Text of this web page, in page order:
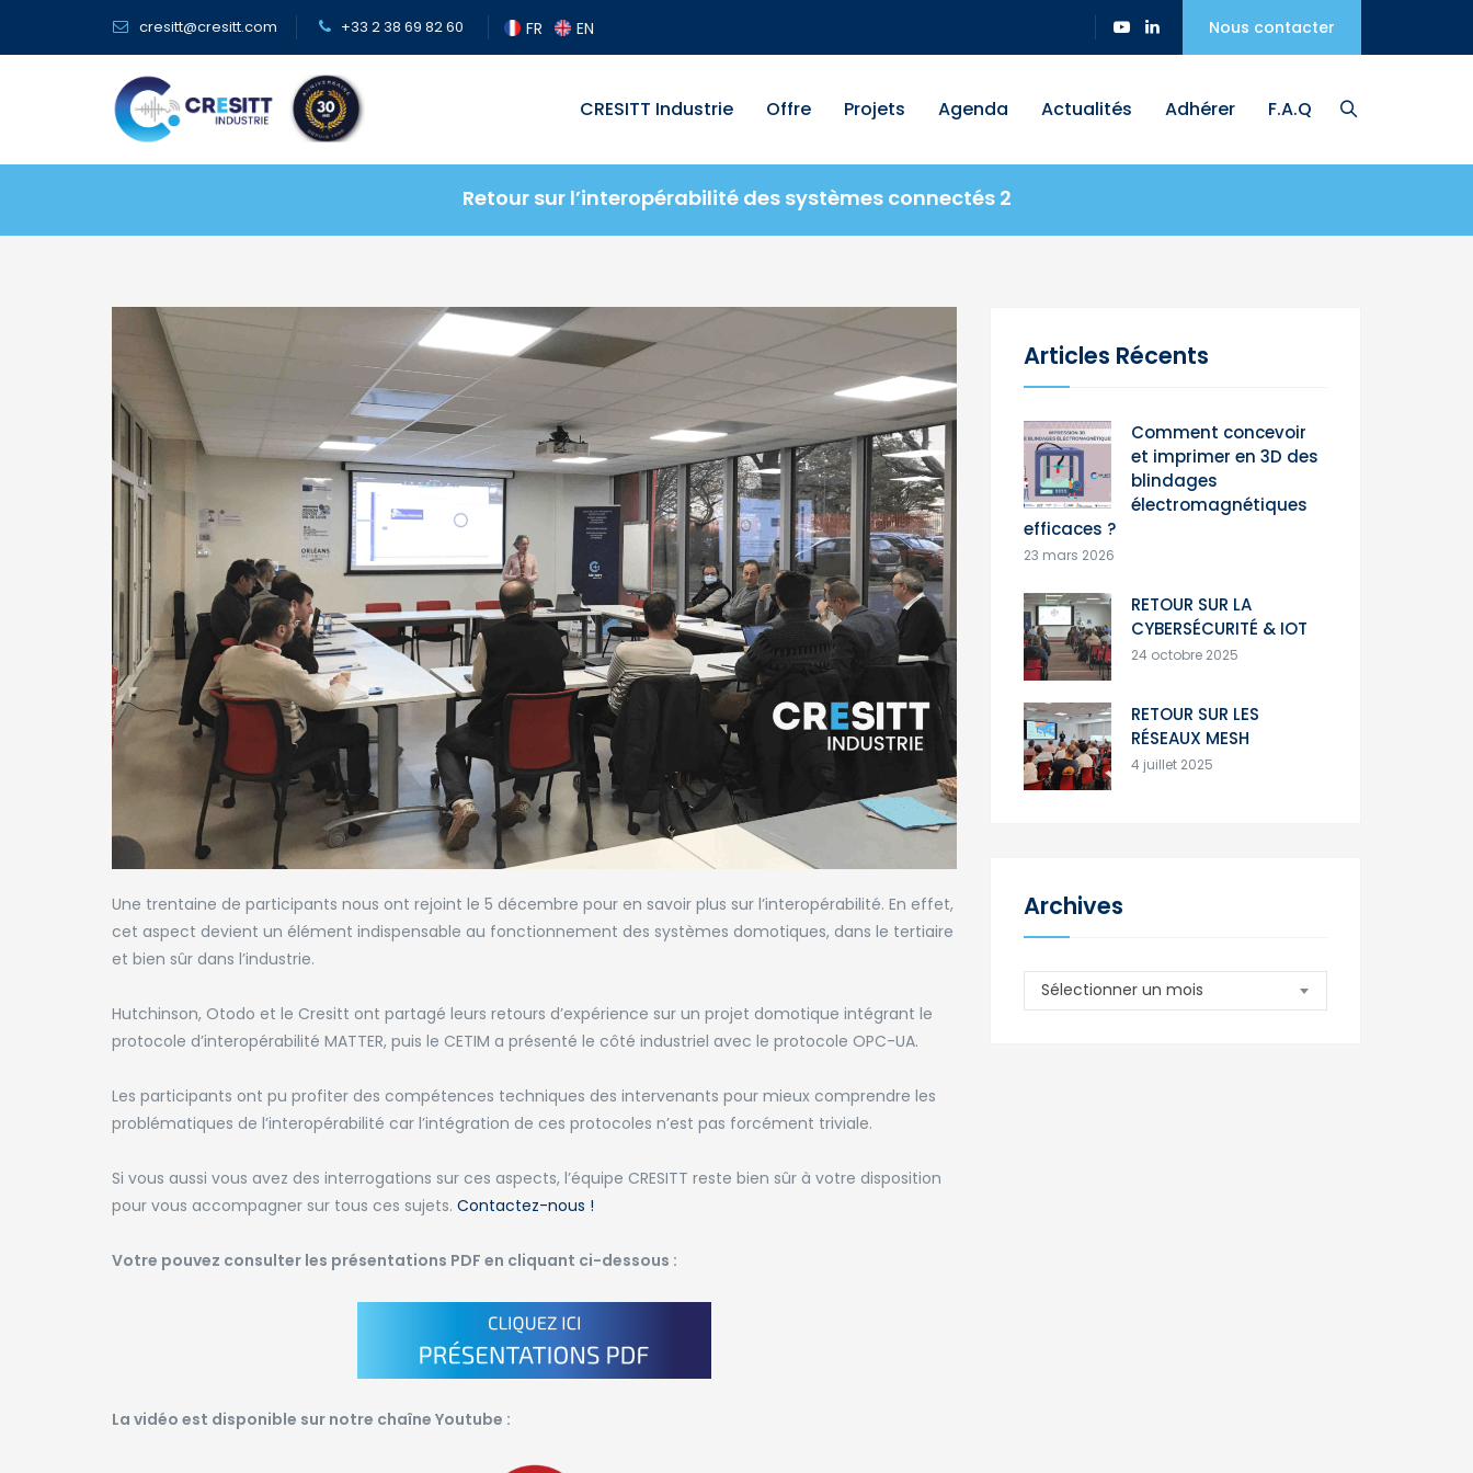
cresitt@cresitt.com +33 2 38 69 82 60 FR EN Nous contacter
CRESITT Industrie Offre Projets Agenda Actualités Adhérer F.A.Q
Retour sur l’interopérabilité des systèmes connectés 2
Une trentaine de participants nous ont rejoint le 5 décembre pour en savoir plus sur l’interopérabilité. En effet,
cet aspect devient un élément indispensable au fonctionnement des systèmes domotiques, dans le tertiaire
et bien sûr dans l’industrie.
Hutchinson, Otodo et le Cresitt ont partagé leurs retours d’expérience sur un projet domotique intégrant le
protocole d’interopérabilité MATTER, puis le CETIM a présenté le côté industriel avec le protocole OPC-UA.
Les participants ont pu profiter des compétences techniques des intervenants pour mieux comprendre les
problématiques de l’interopérabilité car l’intégration de ces protocoles n’est pas forcément triviale.
Si vous aussi vous avez des interrogations sur ces aspects, l’équipe CRESITT reste bien sûr à votre disposition
pour vous accompagner sur tous ces sujets. Contactez-nous !
Votre pouvez consulter les présentations PDF en cliquant ci-dessous :
La vidéo est disponible sur notre chaîne Youtube :
Articles Récents
Comment concevoir
et imprimer en 3D des
blindages
électromagnétiques
efficaces ?
23 mars 2026
RETOUR SUR LA
CYBERSÉCURITÉ & IOT
24 octobre 2025
RETOUR SUR LES
RÉSEAUX MESH
4 juillet 2025
Archives
Archives
Sélectionner un mois